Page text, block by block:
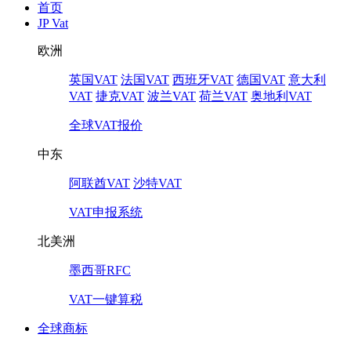
首页
JP Vat
欧洲
英国VAT 法国VAT 西班牙VAT 德国VAT 意大利
VAT 捷克VAT 波兰VAT 荷兰VAT 奥地利VAT
全球VAT报价
中东
阿联酋VAT 沙特VAT
VAT申报系统
北美洲
墨西哥RFC
VAT一键算税
全球商标